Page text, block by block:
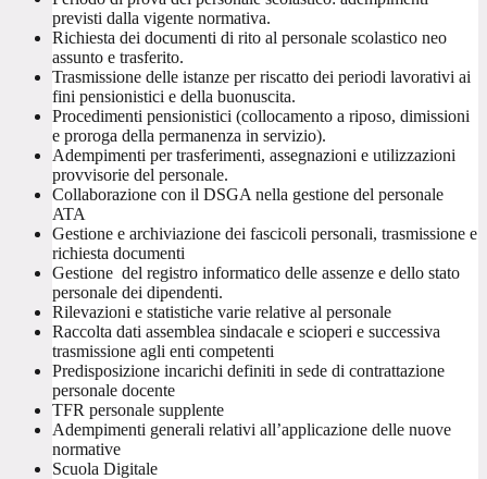
previsti dalla vigente normativa.
Richiesta dei documenti di rito al personale scolastico neo
assunto e trasferito.
Trasmissione delle istanze per riscatto dei periodi lavorativi ai
fini pensionistici e della buonuscita.
Procedimenti pensionistici (collocamento a riposo, dimissioni
e proroga della permanenza in servizio).
Adempimenti per trasferimenti, assegnazioni e utilizzazioni
provvisorie del personale.
Collaborazione con il DSGA nella gestione del personale
ATA
Gestione e archiviazione dei fascicoli personali, trasmissione e
richiesta documenti
Gestione del registro informatico delle assenze e dello stato
personale dei dipendenti.
Rilevazioni e statistiche varie relative al personale
Raccolta dati assemblea sindacale e scioperi e successiva
trasmissione agli enti competenti
Predisposizione incarichi definiti in sede di contrattazione
personale docente
TFR personale supplente
Adempimenti generali relativi all’applicazione delle nuove
normative
Scuola Digitale